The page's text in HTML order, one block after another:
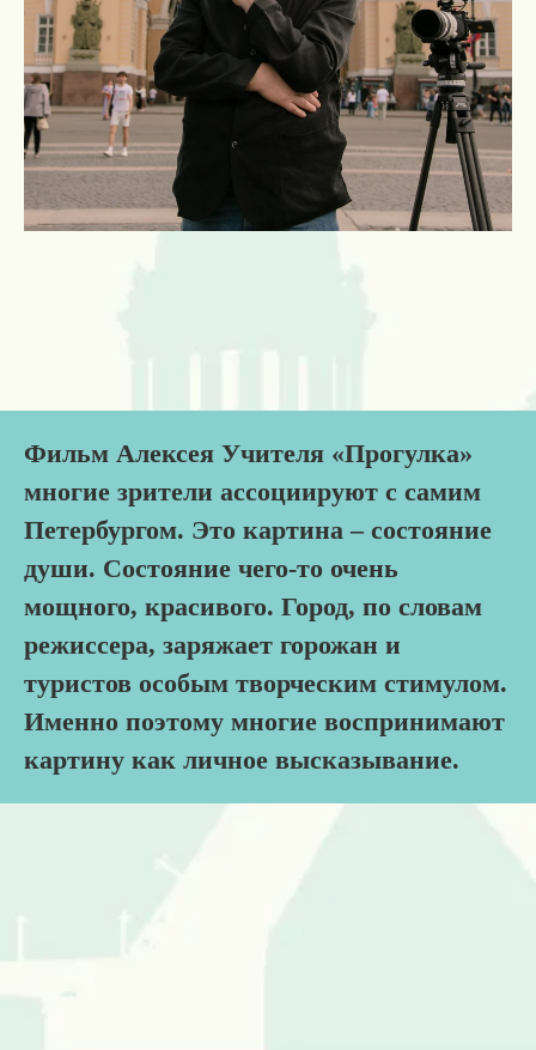
Фильм Алексея Учителя «Прогулка»
многие зрители ассоциируют с самим
Петербургом. Это картина – состояние
души. Состояние чего-то очень
мощного, красивого. Город, по словам
режиссера, заряжает горожан и
туристов особым творческим стимулом.
Именно поэтому многие воспринимают
картину как личное высказывание.